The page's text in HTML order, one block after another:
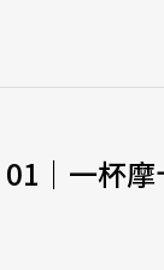
｜一杯